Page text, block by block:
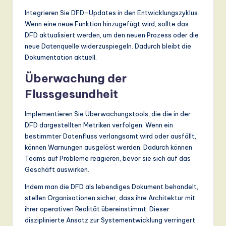
Integrieren Sie DFD-Updates in den Entwicklungszyklus.
Wenn eine neue Funktion hinzugefügt wird, sollte das
DFD aktualisiert werden, um den neuen Prozess oder die
neue Datenquelle widerzuspiegeln. Dadurch bleibt die
Dokumentation aktuell.
Überwachung der
Flussgesundheit
Implementieren Sie Überwachungstools, die die in der
DFD dargestellten Metriken verfolgen. Wenn ein
bestimmter Datenfluss verlangsamt wird oder ausfällt,
können Warnungen ausgelöst werden. Dadurch können
Teams auf Probleme reagieren, bevor sie sich auf das
Geschäft auswirken.
Indem man die DFD als lebendiges Dokument behandelt,
stellen Organisationen sicher, dass ihre Architektur mit
ihrer operativen Realität übereinstimmt. Dieser
disziplinierte Ansatz zur Systementwicklung verringert